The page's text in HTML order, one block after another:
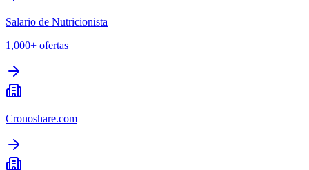
Salario de Nutricionista
1,000+ ofertas
Cronoshare.com